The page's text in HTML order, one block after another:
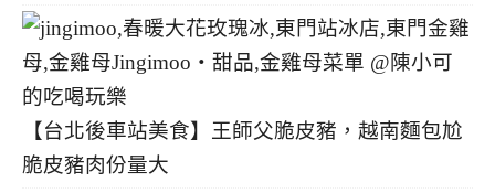
【台北後車站美食】王師父脆皮豬，越南麵包尬
脆皮豬肉份量大